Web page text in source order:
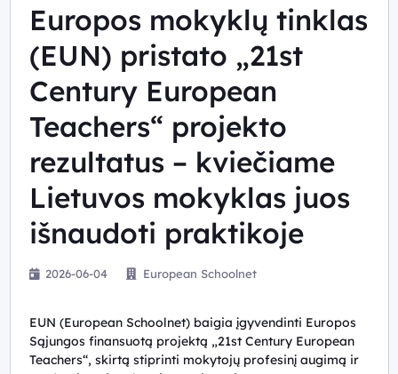
Europos mokyklų tinklas
(EUN) pristato „21st
Century European
Teachers“ projekto
rezultatus – kviečiame
Lietuvos mokyklas juos
išnaudoti praktikoje
2026-06-04 European Schoolnet
EUN (European Schoolnet) baigia įgyvendinti Europos
Sąjungos finansuotą projektą „21st Century European
Teachers“, skirtą stiprinti mokytojų profesinį augimą ir